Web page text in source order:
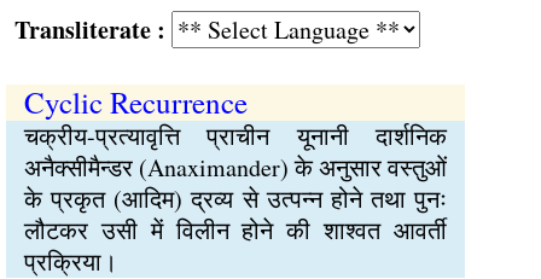
:
Cyclic Recurrence
चक्रीय-प्रत्यावृत्ति प्राचीन यूनानी दार्शनिक
अनैक्सीमैन्डर (Anaximander) के अनुसार वस्तुओं
के प्रकृत (आदिम) द्रव्य से उत्पन्न होने तथा पुनः
लौटकर उसी में विलीन होने की शाश्वत आवर्ती
प्रक्रिया।